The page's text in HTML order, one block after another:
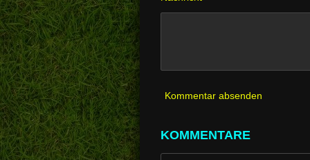
Kommentar absenden
KOMMENTARE